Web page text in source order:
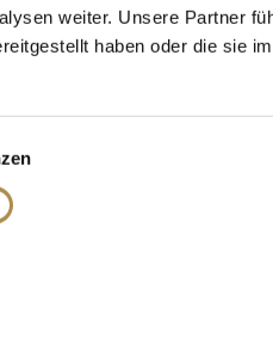
weiter. Unsere Partner
haben oder die sie